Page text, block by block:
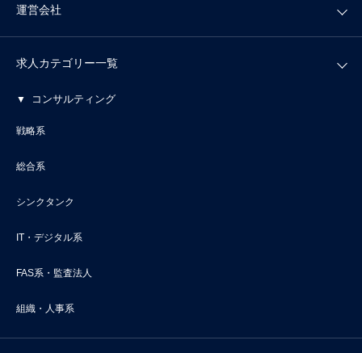
運営会社
求人カテゴリー一覧
コンサルティング
戦略系
総合系
シンクタンク
IT・デジタル系
FAS系・監査法人
組織・人事系